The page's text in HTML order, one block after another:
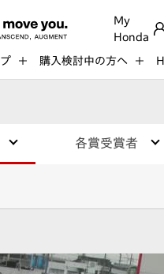
My
Honda
購入検討中の方へ
各賞受賞者